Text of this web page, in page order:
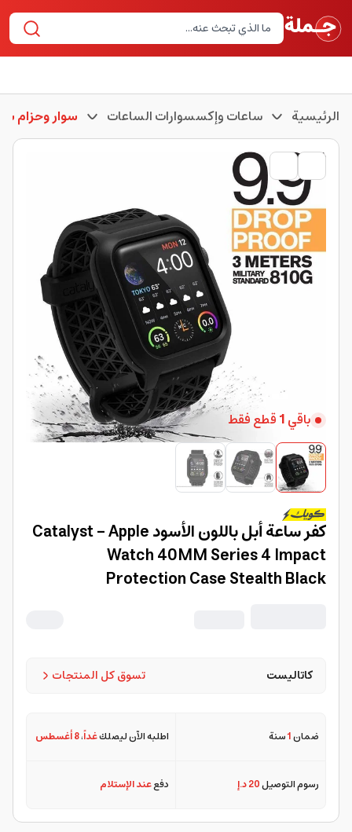
الرئيسية ساعات وإكسسوارات الساعات سوار وحزام
باقي1قطع فقط
كفر ساعة أبل باللون الأسود Catalyst - Apple
Watch 40MM Series 4 Impact
Protection Case Stealth Black
تسوق كل المنتجات كاتاليست
ضمان1سنة اطلبه الآن ليصلكغداً،8 أغسطس
رسوم التوصيل20 د.إ دفععند الإستلام